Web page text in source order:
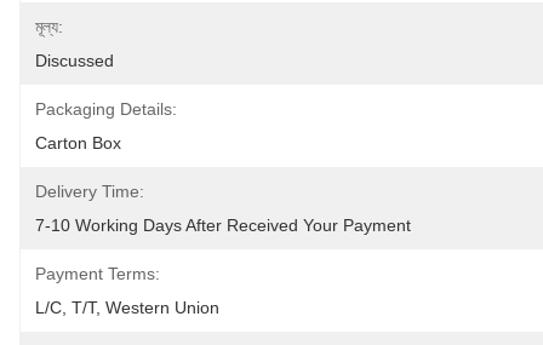
মূল্য:
Discussed
Packaging Details:
Carton Box
Delivery Time:
7-10 Working Days After Received Your Payment
Payment Terms:
L/C, T/T, Western Union